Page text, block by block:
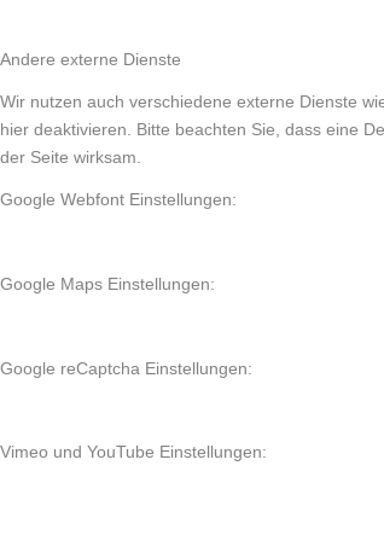
Andere externe Dienste
Wir nutzen auch verschiedene externe Dienste
hier deaktivieren. Bitte beachten Sie, dass eine
der Seite wirksam.
Google Webfont Einstellungen:
Google Maps Einstellungen:
Google reCaptcha Einstellungen:
Vimeo und YouTube Einstellungen: